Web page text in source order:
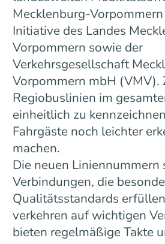
Mecklenburg-
Initiative des Landes
Vorpommern sowie der
Verkehrsgesellschaft
Vorpommern mbH (VMV).
Regiobuslinien im
einheitlich zu
Fahrgäste noch leichter
machen.
Die neuen Liniennummern
Verbindungen, die
Qualitätsstandards
verkehren auf wichtigen
bieten regelmäßige Takte